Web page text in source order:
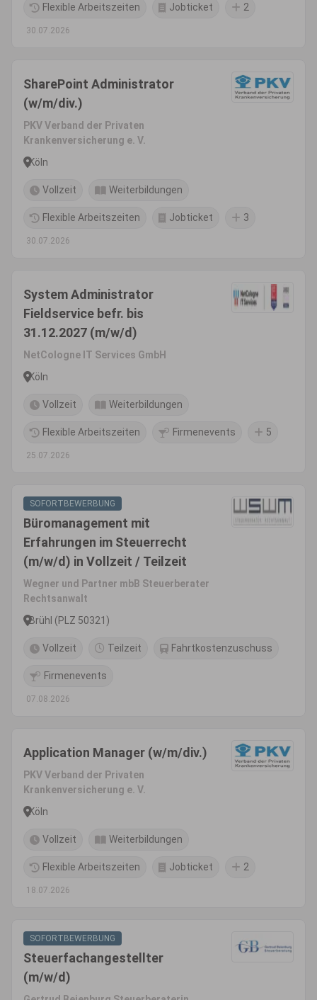
Flexible Arbeitszeiten Jobticket 2
30.07.2026
SharePoint Administrator
(w/m/div.)
PKV Verband der Privaten
Krankenversicherung e. V.
Köln
Vollzeit Weiterbildungen
Flexible Arbeitszeiten Jobticket 3
30.07.2026
System Administrator
Fieldservice befr. bis
31.12.2027 (m/w/d)
NetCologne IT Services GmbH
Köln
Vollzeit Weiterbildungen
Flexible Arbeitszeiten Firmenevents 5
25.07.2026
SOFORTBEWERBUNG
Büromanagement mit
Erfahrungen im Steuerrecht
(m/w/d) in Vollzeit / Teilzeit
Wegner und Partner mbB Steuerberater
Rechtsanwalt
Brühl (PLZ 50321)
Vollzeit Teilzeit Fahrtkostenzuschuss
Firmenevents
07.08.2026
Application Manager (w/m/div.)
PKV Verband der Privaten
Krankenversicherung e. V.
Köln
Vollzeit Weiterbildungen
Flexible Arbeitszeiten Jobticket 2
18.07.2026
SOFORTBEWERBUNG
Steuerfachangestellter
(m/w/d)